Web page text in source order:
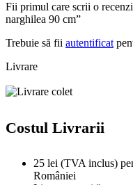
Fii primul care scrii o
narghilea 90 cm”
Trebuie să fii autentificat
Livrare
Costul Livrarii
25 lei (TVA inclus)
României